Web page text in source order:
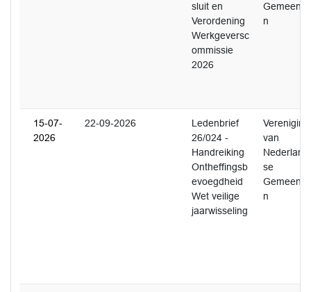
sluit en
Verordening
Werkgeversc
ommissie
2026
Gemeente
n
15-07-
2026
22-09-2026
Ledenbrief
26/024 -
Handreiking
Ontheffingsb
evoegdheid
Wet veilige
jaarwisseling
Vereniging
van
Nederland
se
Gemeente
n